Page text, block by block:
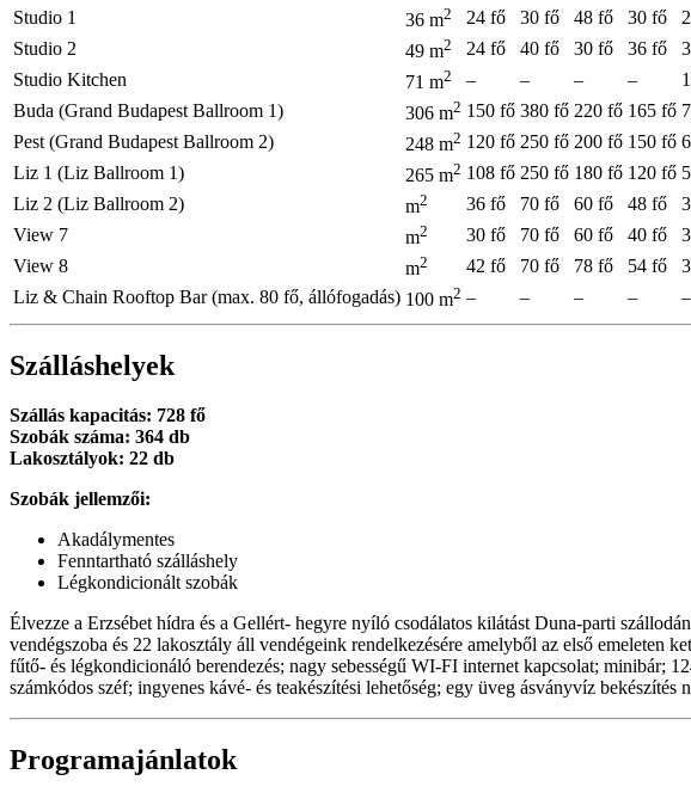
Studio 1
36 m2 24 fő 30 fő 48 fő 30 fő
Studio 2
49 m2 24 fő 40 fő 30 fő 36 fő
Studio Kitchen
71 m2 – – – –
Buda (Grand Budapest Ballroom 1)
306 m2 150 fő 380 fő 220 fő 165 fő
Pest (Grand Budapest Ballroom 2)
248 m2 120 fő 250 fő 200 fő 150 fő
Liz 1 (Liz Ballroom 1)
265 m2 108 fő 250 fő 180 fő 120 fő
Liz 2 (Liz Ballroom 2)
m2 36 fő 70 fő 60 fő 48 fő
View 7
m2 30 fő 70 fő 60 fő 40 fő
View 8
m2 42 fő 70 fő 78 fő 54 fő
Liz & Chain Rooftop Bar (max. 80 fő, állófogadás) 100 m2 – – – – –
Szálláshelyek
Szállás kapacitás: 728 fő
Szobák száma: 364 db
Lakosztályok: 22 db
Szobák jellemzői:
Akadálymentes
Fenntartható szálláshely
Légkondicionált szobák
Élvezze a Erzsébet hídra és a Gellért- hegyre nyíló csodálatos kilátást Duna-parti
vendégszoba és 22 lakosztály áll vendégeink rendelkezésére amelyből az első emeleten
fűtő- és légkondicionáló berendezés; nagy sebességű WI-FI internet kapcsolat; minibár;
számkódos széf; ingyenes kávé- és teakészítési lehetőség; egy üveg ásványvíz bekészítés
Programajánlatok